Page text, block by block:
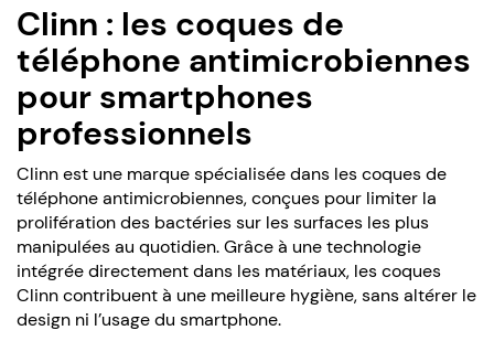
Clinn : les coques de
téléphone antimicrobiennes
pour smartphones
professionnels
Clinn est une marque spécialisée dans les coques de
téléphone antimicrobiennes, conçues pour limiter la
prolifération des bactéries sur les surfaces les plus
manipulées au quotidien. Grâce à une technologie
intégrée directement dans les matériaux, les coques
Clinn contribuent à une meilleure hygiène, sans altérer le
design ni l’usage du smartphone.